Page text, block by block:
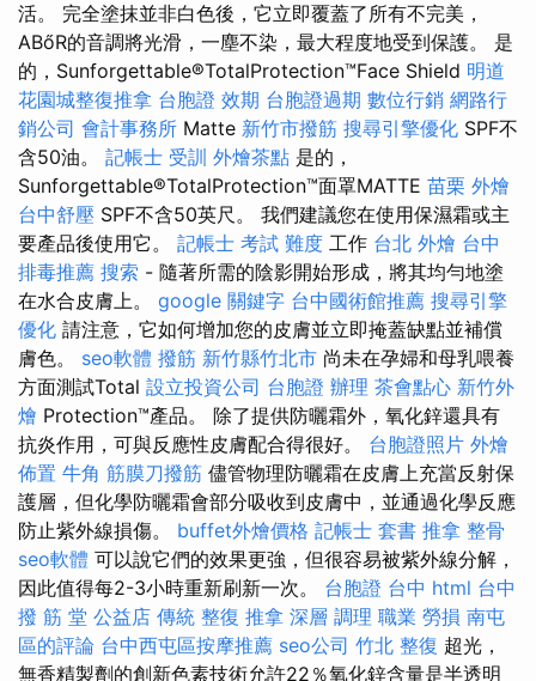
活。 完全塗抹並非白色後，它立即覆蓋了所有不完美，
ABőR的音調將光滑，一塵不染，最大程度地受到保護。 是
的，Sunforgettable®TotalProtection™Face Shield 明道
花園城整復推拿 台胞證 效期 台胞證過期 數位行銷 網路行
銷公司 會計事務所 Matte 新竹市撥筋 搜尋引擎優化 SPF不
含50油。 記帳士 受訓 外燴茶點 是的，
Sunforgettable®TotalProtection™面罩MATTE 苗栗 外燴
台中舒壓 SPF不含50英尺。 我們建議您在使用保濕霜或主
要產品後使用它。 記帳士 考試 難度 工作 台北 外燴 台中
排毒推薦 搜索 - 隨著所需的陰影開始形成，將其均勻地塗
在水合皮膚上。 google 關鍵字 台中國術館推薦 搜尋引擎
優化 請注意，它如何增加您的皮膚並立即掩蓋缺點並補償
膚色。 seo軟體 撥筋 新竹縣竹北市 尚未在孕婦和母乳喂養
方面測試Total 設立投資公司 台胞證 辦理 茶會點心 新竹外
燴 Protection™產品。 除了提供防曬霜外，氧化鋅還具有
抗炎作用，可與反應性皮膚配合得很好。 台胞證照片 外燴
佈置 牛角 筋膜刀撥筋 儘管物理防曬霜在皮膚上充當反射保
護層，但化學防曬霜會部分吸收到皮膚中，並通過化學反應
防止紫外線損傷。 buffet外燴價格 記帳士 套書 推拿 整骨
seo軟體 可以說它們的效果更強，但很容易被紫外線分解，
因此值得每2-3小時重新刷新一次。 台胞證 台中 html 台中
撥 筋 堂 公益店 傳統 整復 推拿 深層 調理 職業 勞損 南屯
區的評論 台中西屯區按摩推薦 seo公司 竹北 整復 超光，
無香精製劑的創新色素技術允許22％氧化鋅含量是半透明